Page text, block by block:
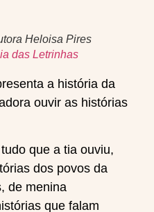
Heloisa Pires
das Letrinhas
a história da
ouvir as histórias
que a tia ouviu,
dos povos da
de menina
que falam